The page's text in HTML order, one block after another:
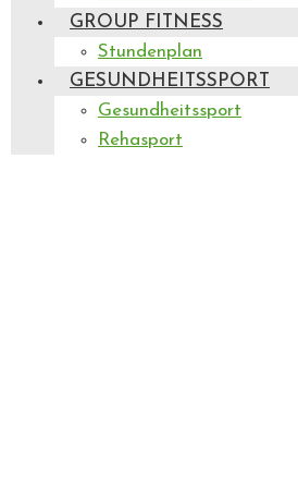
GROUP FITNESS
Stundenplan
GESUNDHEITSSPORT
Gesundheitssport
Rehasport